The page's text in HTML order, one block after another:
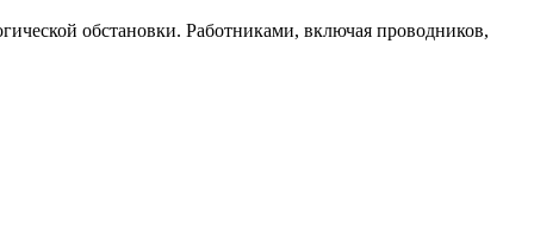
обстановки. Работниками, включая проводников,